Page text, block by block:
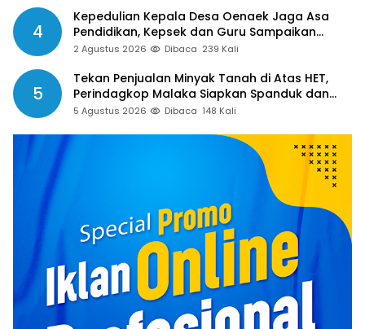
4
Kepedulian Kepala Desa Oenaek Jaga Asa
Pendidikan, Kepsek dan Guru Sampaikan
Apresiasi
2 Agustus 2026 Dibaca 239 Kali
5
Tekan Penjualan Minyak Tanah di Atas HET,
Perindagkop Malaka Siapkan Spanduk dan
Nomor Pengaduan
5 Agustus 2026 Dibaca 148 Kali